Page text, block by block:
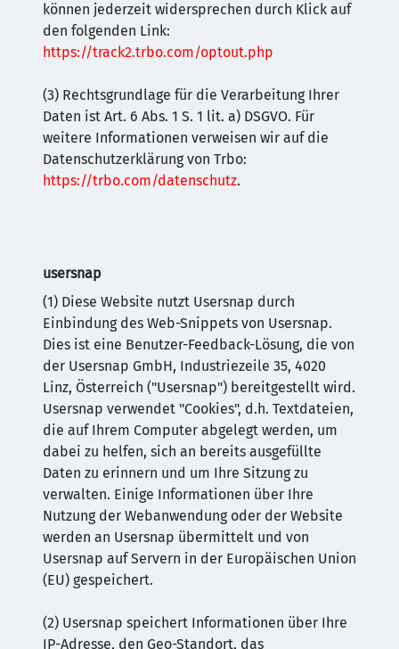
können jederzeit widersprechen durch Klick auf
den folgenden Link:
https://track2.trbo.com/optout.php
(3) Rechtsgrundlage für die Verarbeitung Ihrer
Daten ist Art. 6 Abs. 1 S. 1 lit. a) DSGVO. Für
weitere Informationen verweisen wir auf die
Datenschutzerklärung von Trbo:
https://trbo.com/datenschutz.
usersnap
(1) Diese Website nutzt Usersnap durch
Einbindung des Web-Snippets von Usersnap.
Dies ist eine Benutzer-Feedback-Lösung, die von
der Usersnap GmbH, Industriezeile 35, 4020
Linz, Österreich ("Usersnap") bereitgestellt wird.
Usersnap verwendet "Cookies", d.h. Textdateien,
die auf Ihrem Computer abgelegt werden, um
dabei zu helfen, sich an bereits ausgefüllte
Daten zu erinnern und um Ihre Sitzung zu
verwalten. Einige Informationen über Ihre
Nutzung der Webanwendung oder der Website
werden an Usersnap übermittelt und von
Usersnap auf Servern in der Europäischen Union
(EU) gespeichert.
(2) Usersnap speichert Informationen über Ihre
IP-Adresse, den Geo-Standort, das